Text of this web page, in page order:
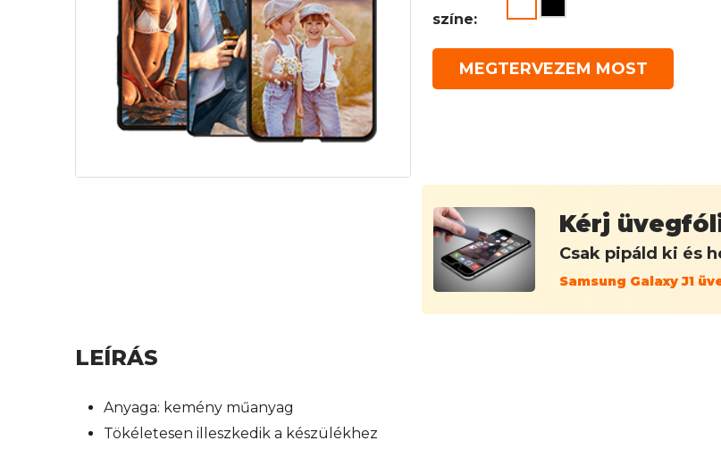
színe:
MEGTERVEZEM MOST
Kérj
Csak pipáld ki és
Samsung Galaxy J1
LEÍRÁS
Anyaga: kemény műanyag
Tökéletesen illeszkedik a készülékhez